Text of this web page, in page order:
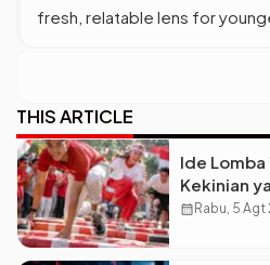
fresh, relatable lens for
THIS ARTICLE
Ide Lomba
Kekinian
Suasana
calendar_month Rabu, 5 Agt